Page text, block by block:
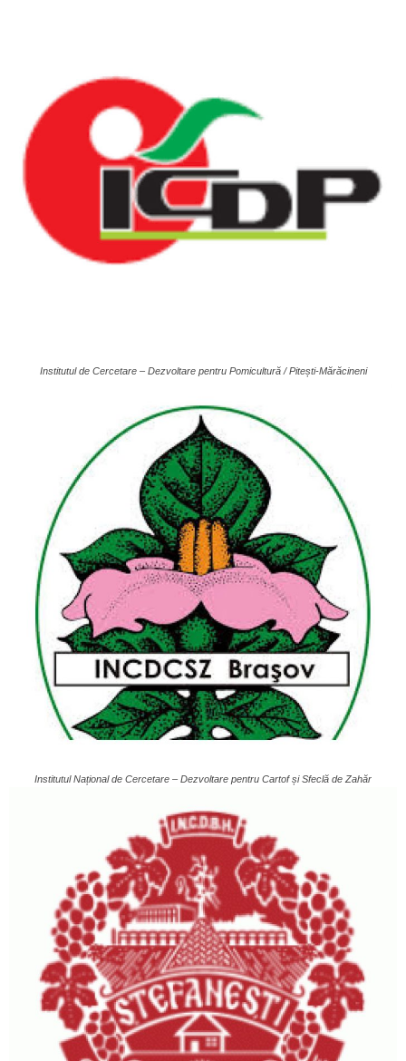
Institutul de Cercetare – Dezvoltare pentru Pomicultură / Pitești-Mărăcineni
Institutul Național de Cercetare – Dezvoltare pentru Cartof și Sfeclă de Zahăr